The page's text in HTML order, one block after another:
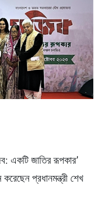
একটি জাতির রূপকার’
প্রধানমন্ত্রী শেখ